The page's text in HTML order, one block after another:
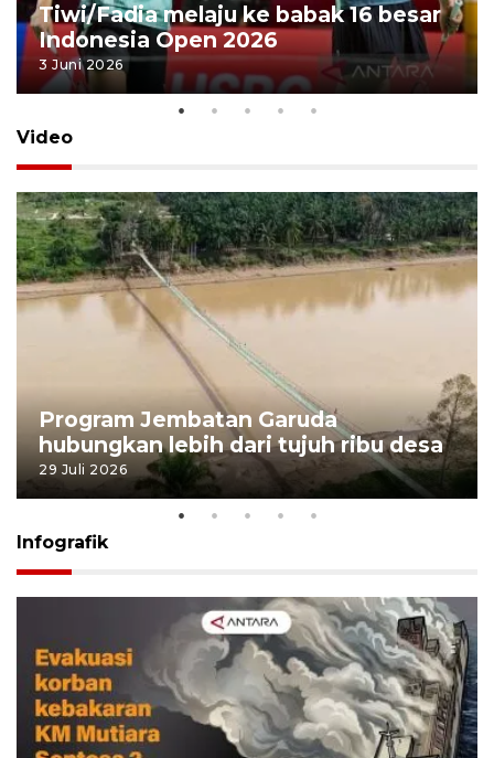
Tiwi/Fadia melaju ke babak 16 besar
Indonesia Open 2026
3 Juni 2026
Video
Program Jembatan Garuda
hubungkan lebih dari tujuh ribu desa
29 Juli 2026
Infografik